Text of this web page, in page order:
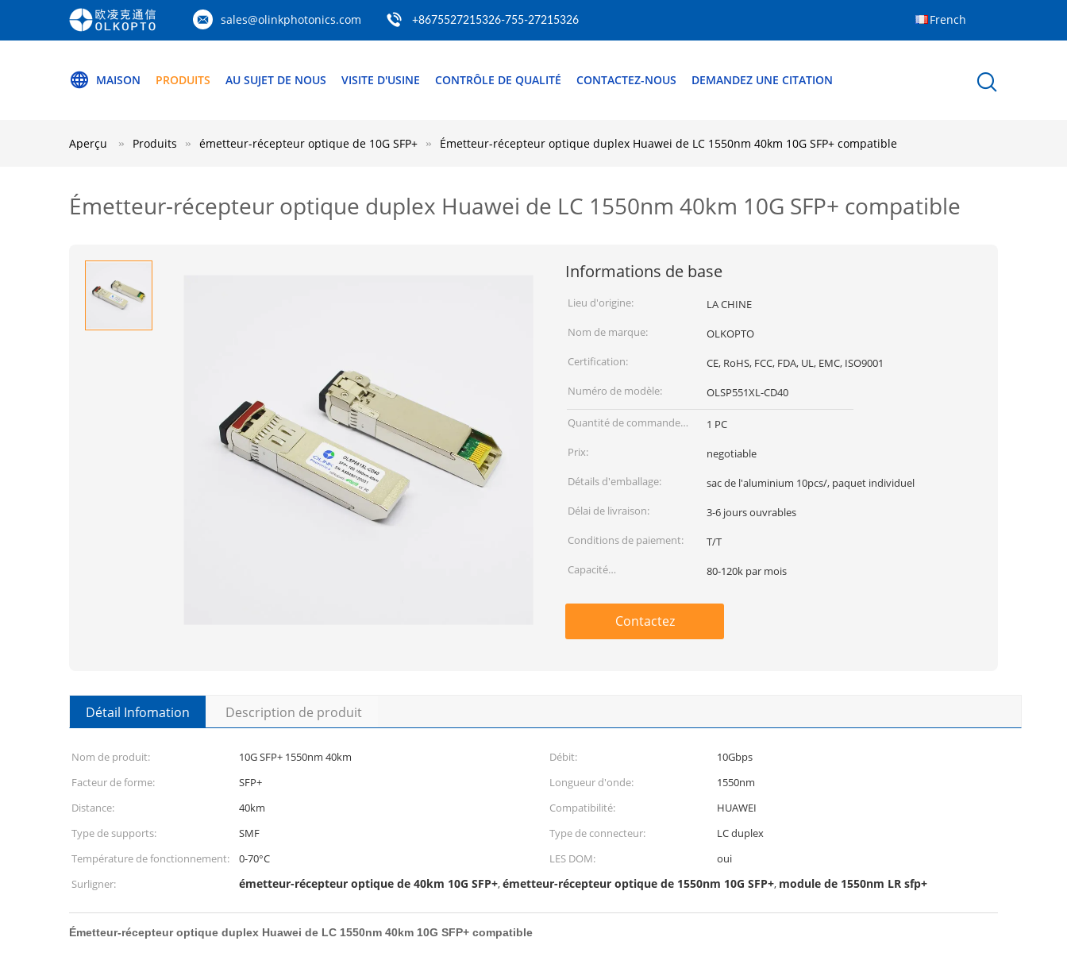
sales@olinkphotonics.com +8675527215326-755-27215326 French
MAISON PRODUITS AU SUJET DE NOUS VISITE D'USINE CONTRÔLE DE QUALITÉ CONTACTEZ-NOUS DEMANDEZ UNE CITATION
Aperçu Produits émetteur-récepteur optique de 10G SFP+ Émetteur-récepteur optique duplex Huawei de LC 1550nm 40km 10G SFP+ compatible
Émetteur-récepteur optique duplex Huawei de LC 1550nm 40km 10G SFP+ compatible
Informations de base
Lieu d'origine:
LA CHINE
Nom de marque:
OLKOPTO
Certification:
CE, RoHS, FCC, FDA, UL, EMC, ISO9001
Numéro de modèle:
OLSP551XL-CD40
Quantité de commande
min:
1 PC
Prix:
negotiable
Détails d'emballage:
sac de l'aluminium 10pcs/, paquet individuel
Délai de livraison:
3-6 jours ouvrables
Conditions de paiement:
T/T
Capacité
80-120k par mois
Contactez
Détail Infomation Description de produit
Nom de produit: 10G SFP+ 1550nm 40km Débit:
10Gbps
Facteur de forme:
SFP+ Longueur d'onde:
1550nm
Distance:
40km Compatibilité:
HUAWEI
Type de supports:
SMF Type de connecteur:
LC duplex
Température de fonctionnement:
0-70°C LES DOM:
oui
Surligner:
émetteur-récepteur optique de 40km 10G SFP+,émetteur-récepteur optique de 1550nm 10G SFP+, module de 1550nm LR sfp+
Émetteur-récepteur optique duplex Huawei de LC 1550nm 40km 10G SFP+ compatible